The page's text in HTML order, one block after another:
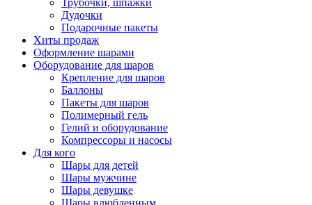
Трубочки, шпажки
Дудочки
Подарочные пакеты
Хиты продаж
Оформление шарами
Оборудование для шаров
Крепление для шаров
Баллоны
Пакеты для шаров
Полимерный гель
Гелий и оборудование
Компрессоры и насосы
Для кого
Шары для детей
Шары мужчине
Шары девушке
Шары влюбленным